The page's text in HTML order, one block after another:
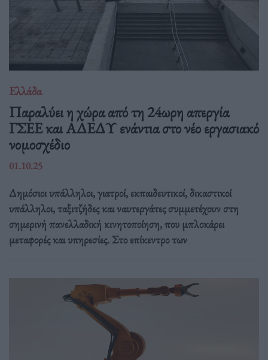
Ελλάδα
Παραλύει η χώρα από τη 24ωρη απεργία
ΓΣΕΕ και ΑΔΕΔΥ ενάντια στο νέο εργασιακό
νομοσχέδιο
01.10.25
Δημόσιοι υπάλληλοι, γιατροί, εκπαιδευτικοί, δικαστικοί
υπάλληλοι, ταξιτζήδες και ναυτεργάτες συμμετέχουν στη
σημερινή πανελλαδική κινητοποίηση, που μπλοκάρει
μεταφορές και υπηρεσίες. Στο επίκεντρο των